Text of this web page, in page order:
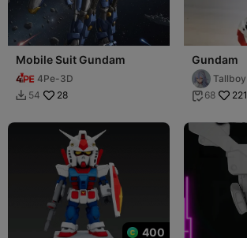
Mobile Suit Gundam
4Pe-3D
 54 28
Gundam
Tallboy
 68 221
400